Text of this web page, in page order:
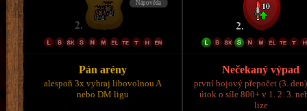
Pán arény
alespoň 3x vyhraj libovolnou A
nebo DM ligu
Nečekaný výpad
první bojový přepočet (3.
útok o síle 800+ v 1. 2. 3.
lize